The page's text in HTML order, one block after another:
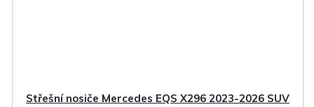
Střešní nosiče Mercedes EQS X296 2023-2026 SUV